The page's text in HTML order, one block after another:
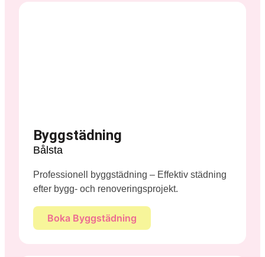
Byggstädning
Bålsta
Professionell byggstädning – Effektiv städning
efter bygg- och renoveringsprojekt.
Boka Byggstädning